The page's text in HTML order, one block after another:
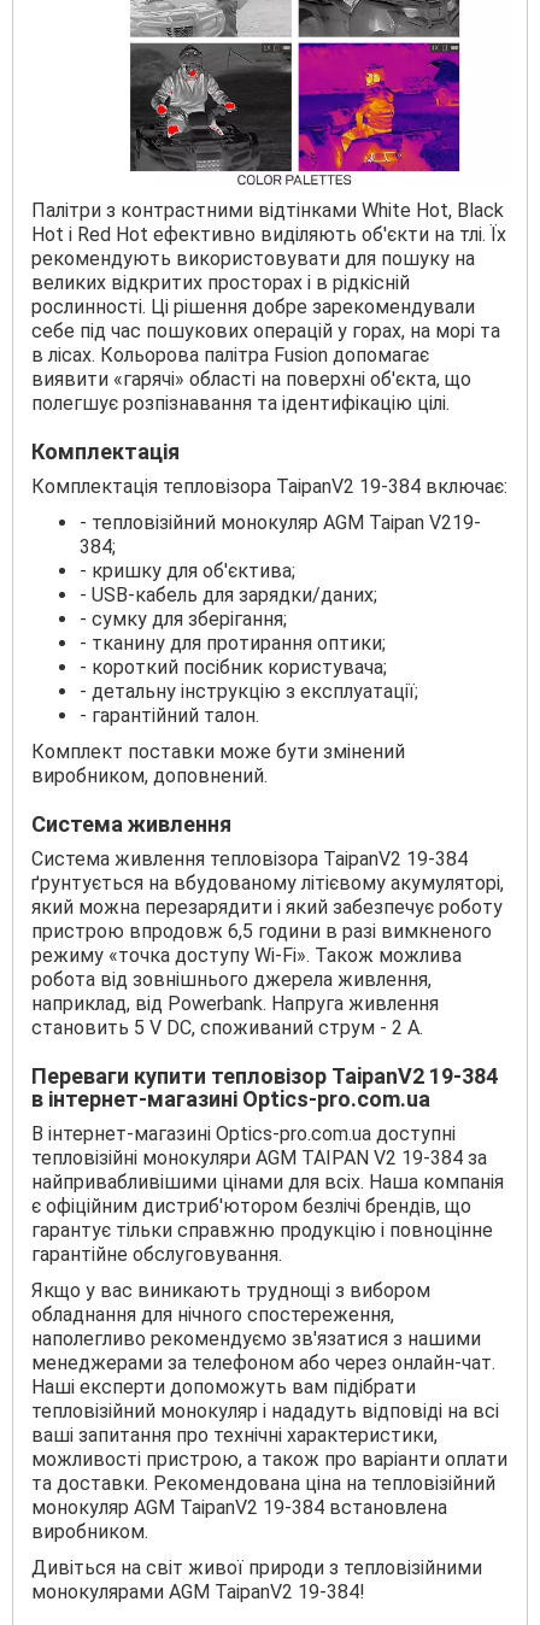
Палітри з контрастними відтінками White Hot, Black
Hot і Red Hot ефективно виділяють об'єкти на тлі. Їх
рекомендують використовувати для пошуку на
великих відкритих просторах і в рідкісній
рослинності. Ці рішення добре зарекомендували
себе під час пошукових операцій у горах, на морі та
в лісах. Кольорова палітра Fusion допомагає
виявити «гарячі» області на поверхні об'єкта, що
полегшує розпізнавання та ідентифікацію цілі.
Комплектація
Комплектація тепловізора TaipanV2 19-384 включає:
- тепловізійний монокуляр AGM Taipan V219-
384;
- кришку для об'єктива;
- USB-кабель для зарядки/даних;
- сумку для зберігання;
- тканину для протирання оптики;
- короткий посібник користувача;
- детальну інструкцію з експлуатації;
- гарантійний талон.
Комплект поставки може бути змінений
виробником, доповнений.
Система живлення
Система живлення тепловізора TaipanV2 19-384
ґрунтується на вбудованому літієвому акумуляторі,
який можна перезарядити і який забезпечує роботу
пристрою впродовж 6,5 години в разі вимкненого
режиму «точка доступу Wi-Fi». Також можлива
робота від зовнішнього джерела живлення,
наприклад, від Powerbank. Напруга живлення
становить 5 V DC, споживаний струм - 2 A.
Переваги купити тепловізор TaipanV2 19-384
в інтернет-магазині Optics-pro.com.ua
В інтернет-магазині Optics-pro.com.ua доступні
тепловізійні монокуляри AGM TAIPAN V2 19-384 за
найпривабливішими цінами для всіх. Наша компанія
є офіційним дистриб'ютором безлічі брендів, що
гарантує тільки справжню продукцію і повноцінне
гарантійне обслуговування.
Якщо у вас виникають труднощі з вибором
обладнання для нічного спостереження,
наполегливо рекомендуємо зв'язатися з нашими
менеджерами за телефоном або через онлайн-чат.
Наші експерти допоможуть вам підібрати
тепловізійний монокуляр і нададуть відповіді на всі
ваші запитання про технічні характеристики,
можливості пристрою, а також про варіанти оплати
та доставки. Рекомендована ціна на тепловізійний
монокуляр AGM TaipanV2 19-384 встановлена
виробником.
Дивіться на світ живої природи з тепловізійними
монокулярами AGM TaipanV2 19-384!